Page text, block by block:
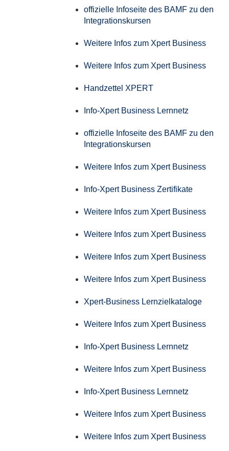
offizielle Infoseite des BAMF zu den
Integrationskursen
Weitere Infos zum Xpert Business
Weitere Infos zum Xpert Business
Handzettel XPERT
Info-Xpert Business Lernnetz
offizielle Infoseite des BAMF zu den
Integrationskursen
Weitere Infos zum Xpert Business
Info-Xpert Business Zertifikate
Weitere Infos zum Xpert Business
Weitere Infos zum Xpert Business
Weitere Infos zum Xpert Business
Weitere Infos zum Xpert Business
Xpert-Business Lernzielkataloge
Weitere Infos zum Xpert Business
Info-Xpert Business Lernnetz
Weitere Infos zum Xpert Business
Info-Xpert Business Lernnetz
Weitere Infos zum Xpert Business
Weitere Infos zum Xpert Business